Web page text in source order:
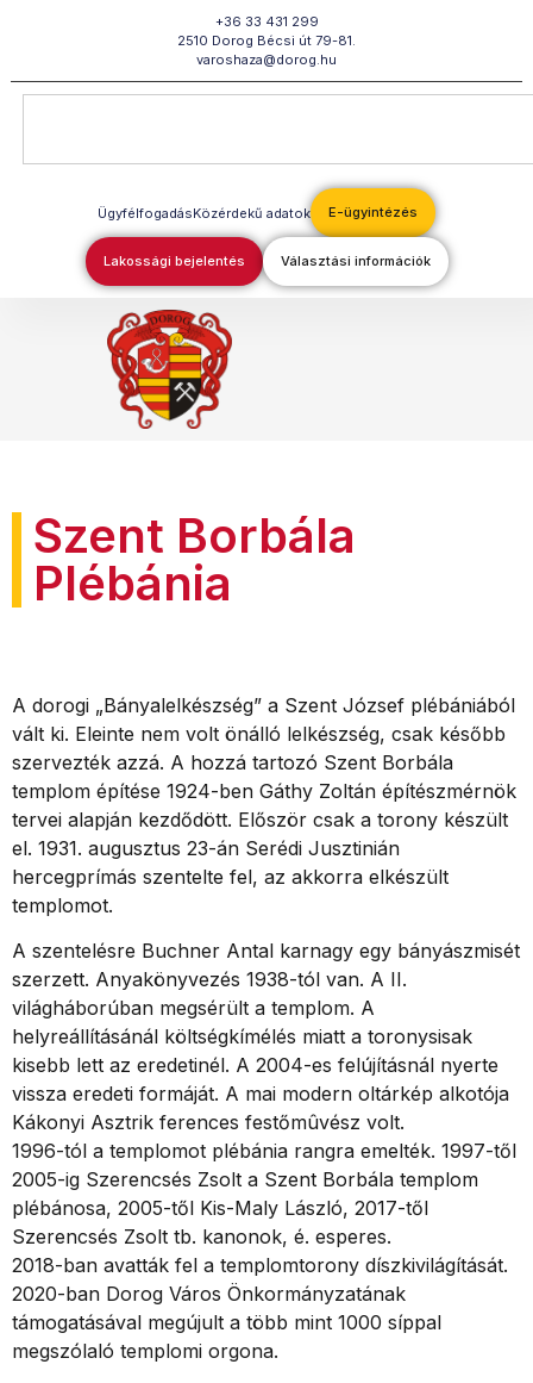
+36 33 431 299
2510 Dorog Bécsi út 79-81.
varoshaza@dorog.hu
ÜgyfélfogadásKözérdekű adatok E-ügyintézés
Lakossági bejelentés Választási információk
Szent Borbála
Plébánia
A dorogi „Bányalelkészség” a Szent József plébániából
vált ki. Eleinte nem volt önálló lelkészség, csak később
szervezték azzá. A hozzá tartozó Szent Borbála
templom építése 1924-ben Gáthy Zoltán építészmérnök
tervei alapján kezdődött. Először csak a torony készült
el. 1931. augusztus 23-án Serédi Jusztinián
hercegprímás szentelte fel, az akkorra elkészült
templomot.
A szentelésre Buchner Antal karnagy egy bányászmisét
szerzett. Anyakönyvezés 1938-tól van. A II.
világháborúban megsérült a templom. A
helyreállításánál költségkímélés miatt a toronysisak
kisebb lett az eredetinél. A 2004-es felújításnál nyerte
vissza eredeti formáját. A mai modern oltárkép alkotója
Kákonyi Asztrik ferences festőmûvész volt.
1996-tól a templomot plébánia rangra emelték. 1997-től
2005-ig Szerencsés Zsolt a Szent Borbála templom
plébánosa, 2005-től Kis-Maly László, 2017-től
Szerencsés Zsolt tb. kanonok, é. esperes.
2018-ban avatták fel a templomtorony díszkivilágítását.
2020-ban Dorog Város Önkormányzatának
támogatásával megújult a több mint 1000 síppal
megszólaló templomi orgona.